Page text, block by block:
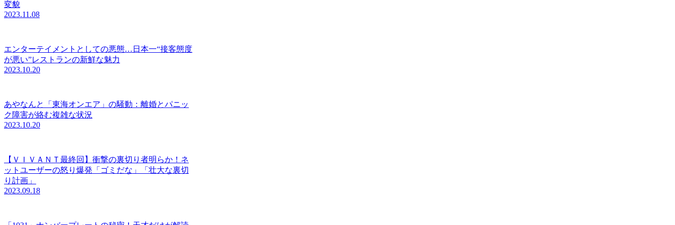
変貌
2023.11.08
エンターテイメントとしての悪態…日本一“接客態度
が悪い”レストランの新鮮な魅力
2023.10.20
あやなんと「東海オンエア」の騒動：離婚とパニッ
ク障害が絡む複雑な状況
2023.10.20
【ＶＩＶＡＮＴ最終回】衝撃の裏切り者明らか！ネ
ットユーザーの怒り爆発「ゴミだな」「壮大な裏切
り計画」
2023.09.18